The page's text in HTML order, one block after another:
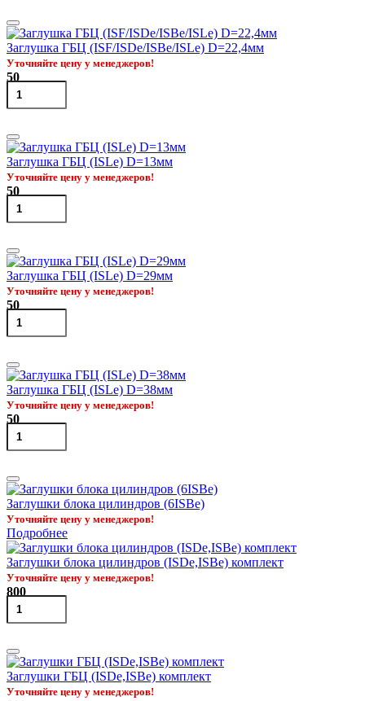
Заглушка ГБЦ (ISF/ISDe/ISBe/ISLe) D=22,4мм
Уточняйте цену у менеджеров!
50
Заглушка ГБЦ (ISLe) D=13мм
Уточняйте цену у менеджеров!
50
Заглушка ГБЦ (ISLe) D=29мм
Уточняйте цену у менеджеров!
50
Заглушка ГБЦ (ISLe) D=38мм
Уточняйте цену у менеджеров!
50
Заглушки блока цилиндров (6ISBe)
Уточняйте цену у менеджеров!
Подробнее
Заглушки блока цилиндров (ISDe,ISBe) комплект
Уточняйте цену у менеджеров!
800
Заглушки ГБЦ (ISDe,ISBe) комплект
Уточняйте цену у менеджеров!